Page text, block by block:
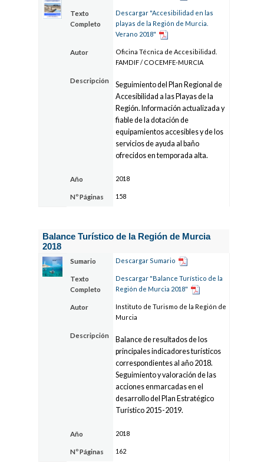
Texto
Completo
Descargar "Accesibilidad en las
playas de la Región de Murcia.
Verano 2018"
Autor
Oficina Técnica de Accesibilidad.
FAMDIF / COCEMFE-MURCIA
Descripción
Seguimiento del Plan Regional de
Accesibilidad a las Playas de la
Región. Información actualizada y
fiable de la dotación de
equipamientos accesibles y de los
servicios de ayuda al baño
ofrecidos en temporada alta.
Año 2018
Nº Páginas 158
Balance Turístico de la Región de Murcia
2018
Sumario Descargar Sumario
Texto
Completo
Descargar "Balance Turístico de la
Región de Murcia 2018"
Autor
Instituto de Turismo de la Región de
Murcia
Descripción
Balance de resultados de los
principales indicadores turísticos
correspondientes al año 2018.
Seguimiento y valoración de las
acciones enmarcadas en el
desarrollo del Plan Estratégico
Turístico 2015-2019.
Año 2018
Nº Páginas 162